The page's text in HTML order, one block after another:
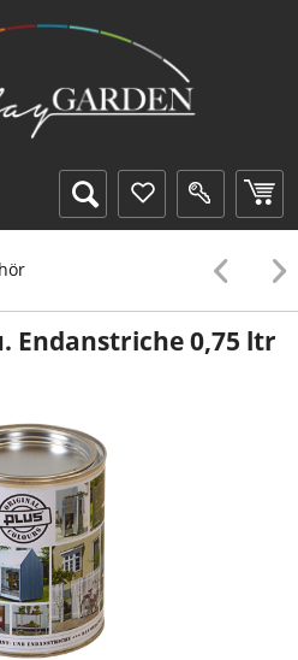
Endanstriche 0,75 ltr